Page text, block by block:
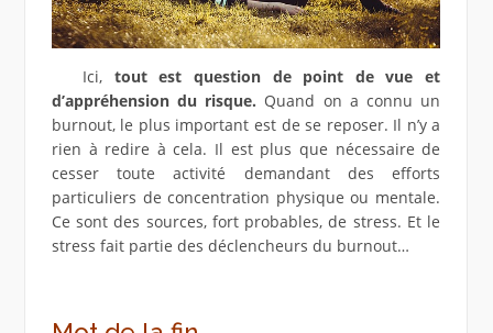
Ici, tout est question de point de vue et
d’appréhension du risque. Quand on a connu un
burnout, le plus important est de se reposer. Il n’y a
rien à redire à cela. Il est plus que nécessaire de
cesser toute activité demandant des efforts
particuliers de concentration physique ou mentale.
Ce sont des sources, fort probables, de stress. Et le
stress fait partie des déclencheurs du burnout…